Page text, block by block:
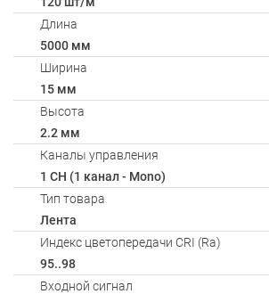
Длина
5000 мм
Ширина
15 мм
Высота
2.2 мм
Каналы управления
1 CH (1 канал - Mono)
Тип товара
Лента
Индекс цветопередачи CRI (Ra)
95..98
Входной сигнал